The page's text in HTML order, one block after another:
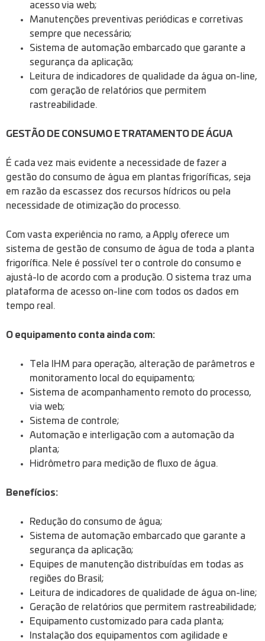
acesso via web;
Manutenções preventivas periódicas e corretivas
sempre que necessário;
Sistema de automação embarcado que garante a
segurança da aplicação;
Leitura de indicadores de qualidade da água on-line,
com geração de relatórios que permitem
rastreabilidade.
GESTÃO DE CONSUMO E TRATAMENTO DE ÁGUA
É cada vez mais evidente a necessidade de fazer a
gestão do consumo de água em plantas frigoríficas, seja
em razão da escassez dos recursos hídricos ou pela
necessidade de otimização do processo.
Com vasta experiência no ramo, a Apply oferece um
sistema de gestão de consumo de água de toda a planta
frigorífica. Nele é possível ter o controle do consumo e
ajustá-lo de acordo com a produção. O sistema traz uma
plataforma de acesso on-line com todos os dados em
tempo real.
O equipamento conta ainda com:
Tela IHM para operação, alteração de parâmetros e
monitoramento local do equipamento;
Sistema de acompanhamento remoto do processo,
via web;
Sistema de controle;
Automação e interligação com a automação da
planta;
Hidrômetro para medição de fluxo de água.
Benefícios:
Redução do consumo de água;
Sistema de automação embarcado que garante a
segurança da aplicação;
Equipes de manutenção distribuídas em todas as
regiões do Brasil;
Leitura de indicadores de qualidade de água on-line;
Geração de relatórios que permitem rastreabilidade;
Equipamento customizado para cada planta;
Instalação dos equipamentos com agilidade e